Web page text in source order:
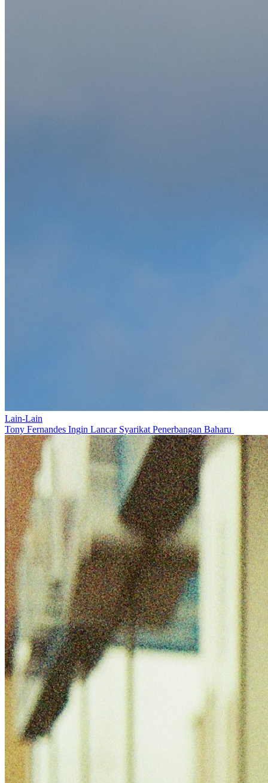
Lain-Lain
Tony Fernandes Ingin Lancar Syarikat Penerbangan Baharu